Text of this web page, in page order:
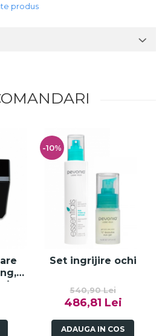
produs
-
-10%
Set ingrijire ochi
540,90 Lei
486,81 Lei
ADAUGA IN COS